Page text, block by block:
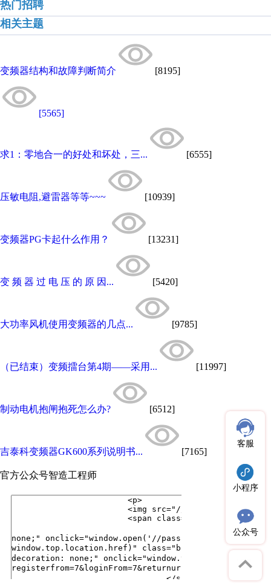
热门招聘
相关主题
变频器结构和故障判断简介 [8195]
[5565]
求1：零地合一的好处和坏处，三... [6555]
压敏电阻,避雷器等等~~~ [10939]
变频器PG卡起什么作用？ [13231]
变 频 器 过 电 压 的 原 因... [5420]
大功率风机使用变频器的几点... [9785]
（已结束）变频擂台第4期——采用... [11997]
制动电机抱闸抱死怎么办? [6512]
吉泰科变频器GK600系列说明书... [7165]
官方公众号智造工程师
客服
小程序
公众号